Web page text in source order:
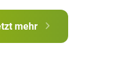
mehr